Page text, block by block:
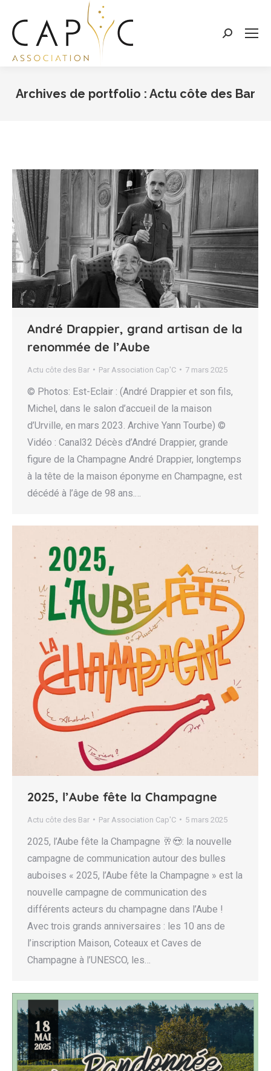
Search:
Archives de portfolio : Actu côte des Bar
André Drappier, grand artisan de la
renommée de l’Aube
Actu côte des Bar Par Association Cap'C 7 mars 2025
© Photos: Est-Eclair : (André Drappier et son fils,
Michel, dans le salon d’accueil de la maison
d’Urville, en mars 2023. Archive Yann Tourbe) ©
Vidéo : Canal32 Décès d’André Drappier, grande
figure de la Champagne André Drappier, longtemps
à la tête de la maison éponyme en Champagne, est
décédé à l’âge de 98 ans.…
2025, l’Aube fête la Champagne
Actu côte des Bar Par Association Cap'C 5 mars 2025
2025, l’Aube fête la Champagne 🥂😍: la nouvelle
campagne de communication autour des bulles
auboises « 2025, l’Aube fête la Champagne » est la
nouvelle campagne de communication des
différents acteurs du champagne dans l’Aube !
Avec trois grands anniversaires : les 10 ans de
l’inscription Maison, Coteaux et Caves de
Champagne à l’UNESCO, les…